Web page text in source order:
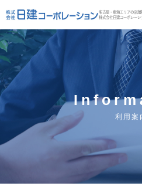
名古屋・東海エリアの店
株式会社日建コーポレーシ
利用案